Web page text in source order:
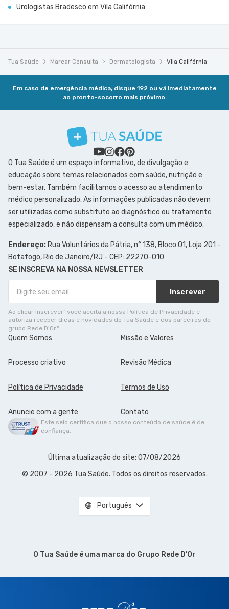
Urologistas Bradesco em Vila Califórnia
Tua Saúde Marcar Consulta Dermatologista Vila Califórnia
Em caso de emergência médica, disque 192 ou vá imediatamente
ao pronto-socorro mais próximo.
O Tua Saúde é um espaço informativo, de divulgação e
educação sobre temas relacionados com saúde, nutrição e
bem-estar. Também facilitamos o acesso ao atendimento
médico personalizado. As informações publicadas não devem
ser utilizadas como substituto ao diagnóstico ou tratamento
especializado, e não dispensam a consulta com um médico.
Endereço: Rua Voluntários da Pátria, n° 138, Bloco 01, Loja 201 -
Botafogo, Rio de Janeiro/RJ - CEP: 22270-010
SE INSCREVA NA NOSSA NEWSLETTER
Inscrever
Ao clicar Inscrever" você aceita a nossa Política de Privacidade e
autoriza receber dicas e novidades do Tua Saúde e dos parceiros do
grupo Rede D'Or."
Quem Somos Missão e Valores
Processo criativo Revisão Médica
Política de Privacidade Termos de Uso
Anuncie com a gente Contato
Este selo certifica que o nosso conteúdo de saúde é de
confiança.
Última atualização do site: 07/08/2026
© 2007 - 2026 Tua Saúde. Todos os direitos reservados.
Português
O Tua Saúde é uma marca do Grupo Rede D’Or